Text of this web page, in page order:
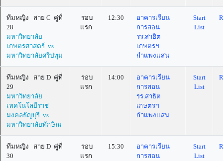
ทีมหญิง สาย C คู่ที่
28
มหาวิทยาลัย
เกษตรศาสตร์ vs
มหาวิทยาลัยศรีปทุม
รอบ
แรก
12:30
อาคารเรียน
การสอน
รร.สาธิต
เกษตรฯ
กำแพงแสน
Start
List
ทีมหญิง สาย D คู่ที่
29
มหาวิทยาลัย
เทคโนโลยีราช
มงคลธัญบุรี vs
มหาวิทยาลัยทักษิณ
รอบ
แรก
14:00
อาคารเรียน
การสอน
รร.สาธิต
เกษตรฯ
กำแพงแสน
Start
List
ทีมหญิง สาย D คู่ที่
30
รอบ
แรก
15:30
อาคารเรียน
การสอน
Start
List